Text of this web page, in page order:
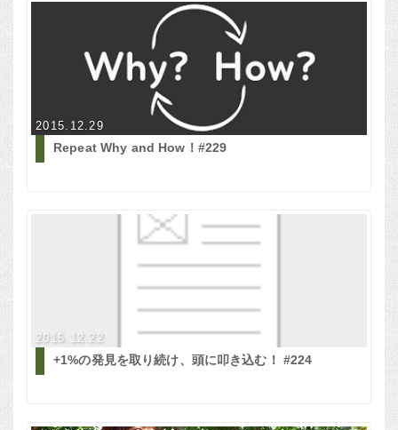
2015.12.29
Repeat Why and How！#229
2015.12.22
+1%の発見を取り続け、頭に叩き込む！ #224